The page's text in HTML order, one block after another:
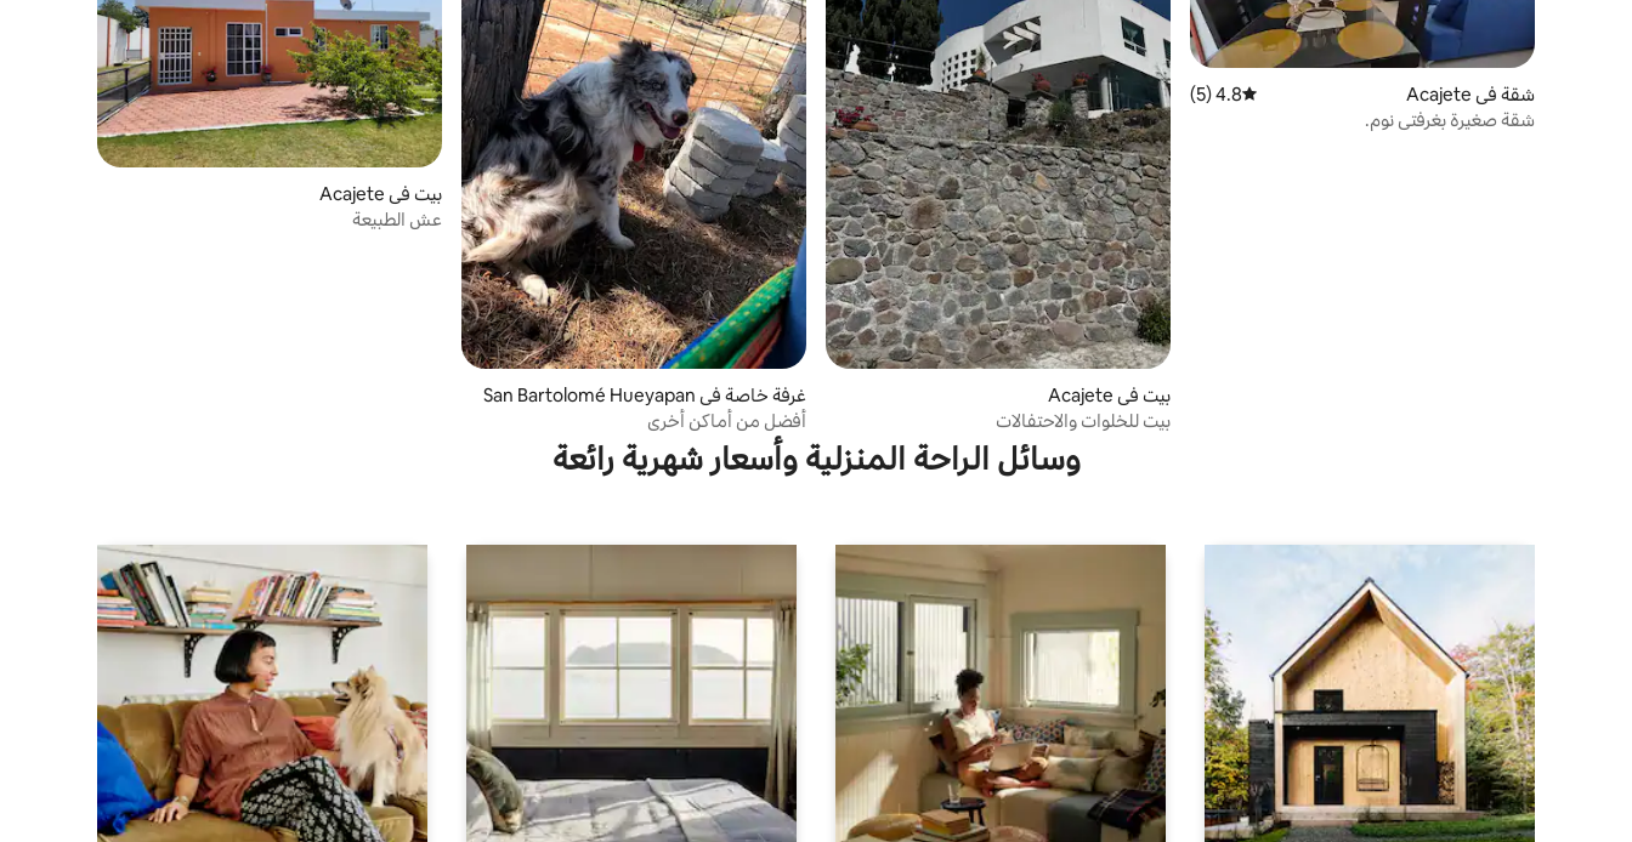
شقة في Acajete متوسط التقييم 4.8 من 5، 5 مراجعات
4.8 (5)
شقة صغيرة بغرفتي نوم.
بيت في Acajete
بيت للخلوات والاحتفالات
غرفة خاصة في San Bartolomé Hueyapan
أفضل من أماكن أخرى
بيت في Acajete
عش الطبيعة
وسائل الراحة المنزلية وأسعار شهرية رائعة